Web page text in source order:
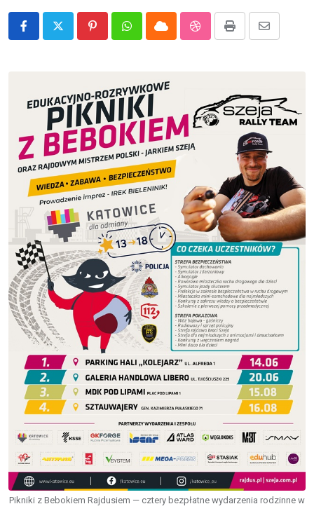
PinterestWhatsappCloud StumbleUpon
Print
Share
Pikniki z Bebokiem Rajdusiem — cztery bezpłatne wydarzenia rodzinne w